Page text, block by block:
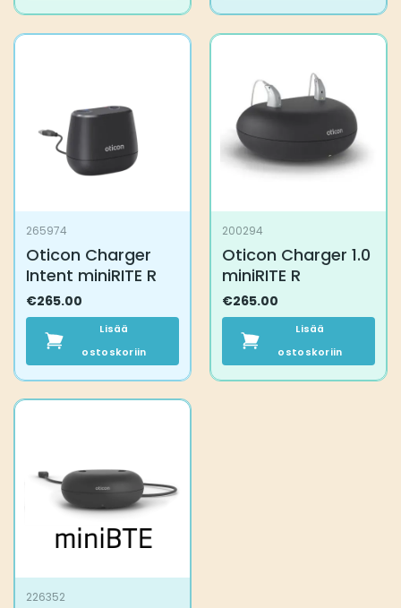
265974
Oticon Charger
Intent miniRITE R
€265.00
Lisää
ostoskoriin
200294
Oticon Charger 1.0
miniRITE R
€265.00
Lisää
ostoskoriin
226352